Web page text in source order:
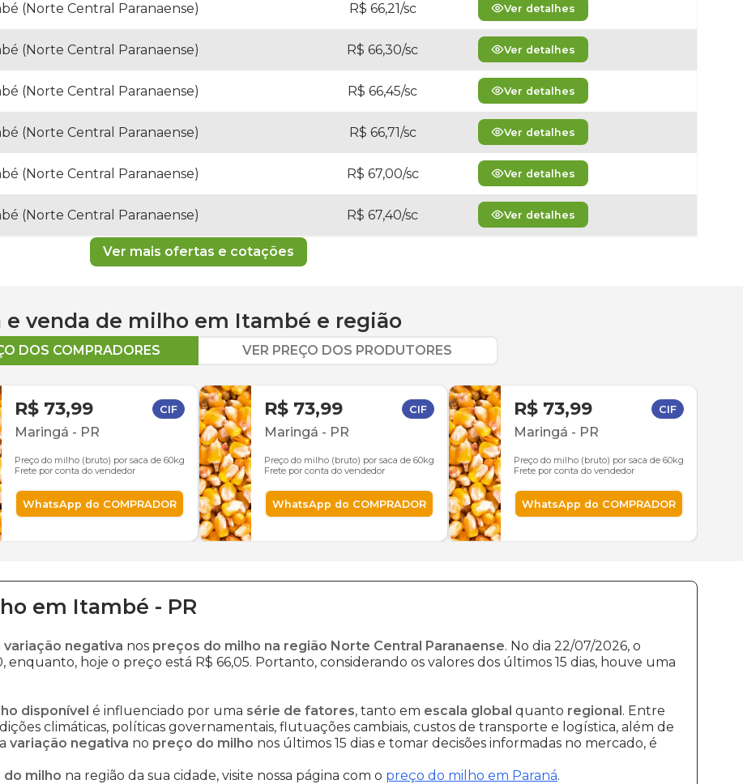
(Norte Central Paranaense) R$ 66,21/sc Ver detalhes
(Norte Central Paranaense) R$ 66,30/sc Ver detalhes
(Norte Central Paranaense) R$ 66,45/sc Ver detalhes
(Norte Central Paranaense) R$ 66,71/sc Ver detalhes
(Norte Central Paranaense) R$ 67,00/sc Ver detalhes
(Norte Central Paranaense) R$ 67,40/sc Ver detalhes
Ver mais ofertas e cotações
venda de milho em Itambé e região
DOS COMPRADORES VER PREÇO DOS PRODUTORES
R$ 73,99 CIF
Maringá - PR
Preço do milho (bruto) por saca de 60kg
Frete por conta do vendedor
WhatsApp do COMPRADOR
R$ 73,99 CIF
Maringá - PR
Preço do milho (bruto) por saca de 60kg
Frete por conta do vendedor
WhatsApp do COMPRADOR
R$ 73,99 CIF
Maringá - PR
Preço do milho (bruto) por saca de 60kg
Frete por conta do vendedor
WhatsApp do COMPRADOR
em Itambé - PR
variação negativa nos preços do milho na região Norte Central Paranaense. No dia 22/07/2026, o
enquanto, hoje o preço está R$ 66,05. Portanto, considerando os valores dos últimos 15 dias, houve uma
disponível é influenciado por uma série de fatores, tanto em escala global quanto regional. Entre
climáticas, políticas governamentais, flutuações cambiais, custos de transporte e logística, além de
variação negativa no preço do milho nos últimos 15 dias e tomar decisões informadas no mercado, é
milho na região da sua cidade, visite nossa página com o preço do milho em Paraná.